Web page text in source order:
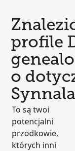
profile
o
To są twoi
potencjalni
przodkowie,
których inni